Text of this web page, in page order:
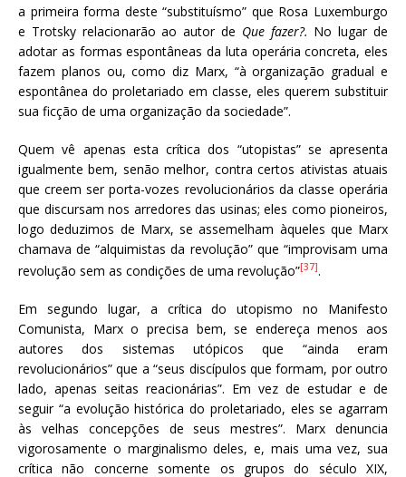
a primeira forma deste “substituísmo” que Rosa Luxemburgo
e Trotsky relacionarão ao autor de Que fazer?. No lugar de
adotar as formas espontâneas da luta operária concreta, eles
fazem planos ou, como diz Marx, “à organização gradual e
espontânea do proletariado em classe, eles querem substituir
sua ficção de uma organização da sociedade”.
Quem vê apenas esta crítica dos “utopistas” se apresenta
igualmente bem, senão melhor, contra certos ativistas atuais
que creem ser porta-vozes revolucionários da classe operária
que discursam nos arredores das usinas; eles como pioneiros,
logo deduzimos de Marx, se assemelham àqueles que Marx
chamava de “alquimistas da revolução” que “improvisam uma
revolução sem as condições de uma revolução”[37].
Em segundo lugar, a crítica do utopismo no Manifesto
Comunista, Marx o precisa bem, se endereça menos aos
autores dos sistemas utópicos que “ainda eram
revolucionários” que a “seus discípulos que formam, por outro
lado, apenas seitas reacionárias”. Em vez de estudar e de
seguir “a evolução histórica do proletariado, eles se agarram
às velhas concepções de seus mestres”. Marx denuncia
vigorosamente o marginalismo deles, e, mais uma vez, sua
crítica não concerne somente os grupos do século XIX,